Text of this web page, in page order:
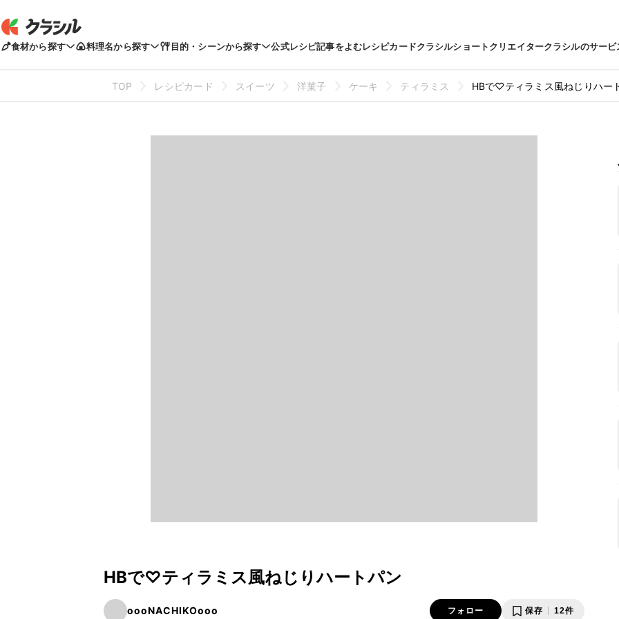
食材から探す 料理名から探す 目的・シーンから探す 公式レシピ記事をよむレシピカードクラシルショートクリエイタークラシルのサービ
TOP レシピカード スイーツ 洋菓子 ケーキ ティラミス HBで♡ティラミス風ねじりハー
HBで♡ティラミス風ねじりハートパン
oooNACHIKOooo フォロー 保存 12件